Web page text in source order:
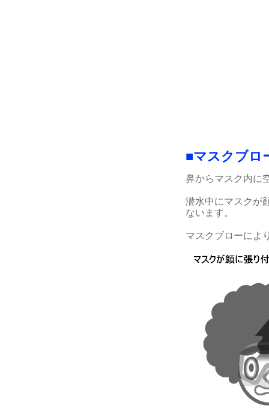
■マスクブロ
鼻からマスク内に
潜水中にマスクが
ないます。
マスクブローによ